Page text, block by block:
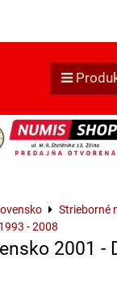
Strieborné
- 2008
2001 -